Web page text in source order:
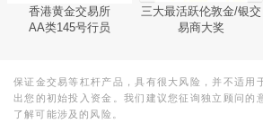
香港黄金交易所
AA类145号行员
三大最活跃伦敦金/银交
易商大奖
保证金交易等杠杆产品，具有很大风险，并不适用
出您的初始投入资金。我们建议您征询独立顾问的
了解可能涉及的风险。